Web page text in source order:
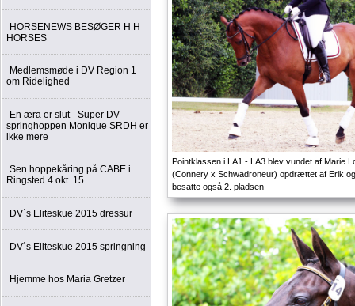
HORSENEWS BESØGER H H
HORSES
Medlemsmøde i DV Region 1
om Ridelighed
En æra er slut - Super DV
springhoppen Monique SRDH er
ikke mere
Sen hoppekåring på CABE i
Ringsted 4 okt. 15
DV´s Eliteskue 2015 dressur
DV´s Eliteskue 2015 springning
Hjemme hos Maria Gretzer
Pointklassen i LA1 - LA3 blev vundet af Marie
(Connery x Schwadroneur) opdrættet af Erik
besatte også 2. pladsen